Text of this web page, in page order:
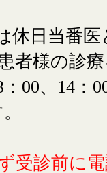
休日当番
者様の診
00、14：
受診前に